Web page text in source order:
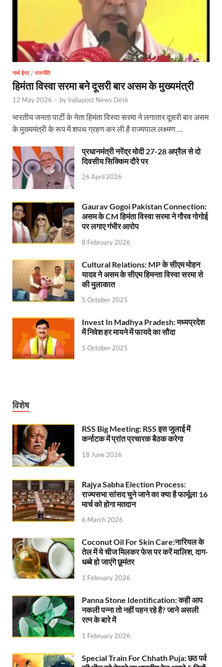
Uttarakhandi Song Launch: मुख्यमंत्री ने पैंली-पैंली बार
Uttarkhand Development Project: मुख्यमंत्री ने
Aravalli Satyagraha Yatra: अरावली की रक्षा के लिए
Rhythm of the Universe: यशोभूमि में ‘रिदम ऑफ
Voter Mapping: मतदाता मैपिंग आसान बनाने के लिए
PM Adarsh Gram Yojana: योगी सरकार का बड़ा कदम,
Rabri Devi Residence: रात के अंधेरे में खाली होने लगा
Railway West Bengal Project: भारतीय रेलवे ने
PM Modi Lucknow Visit… जब मंच से पीएम मोदी ने की
Northern Railway News: उत्तर रेलवे ने हिमाचल
UP Rain Basera: योगी सरकार यात्रियों की सुरक्षा के
Nidhi Yojana: उत्तर प्रदेश में महिला उद्यमिता को मिला
Indramani Badoni Jayanti: उत्तराखंड के गांधी को
CM Yogi meets Sify Chairman Raju Vegesna:
Nitin Nabin Bihar Visit: बिहार दौरे पर रहेंगे बीजेपी के
Shakti Sadan Yojana: संकटग्रस्त महिलाओं के लिए
UP Ayush App: योगी सरकार जल्द लांच करेगी आयुष एप,
River Drone Survey Model: सीएम योगी के रिवर ड्रोन
Yuwa Sahkar Sammelan: मुख्यमंत्री ने डीएम वाराणसी
Delhi Air Pollution: फेफड़ों के लिए कितनी खतरनाक हुई
Save Aravali Movement: क्या है अरावली की नई
UP Cough Syrup Issue: कोडीन युक्त कफ सिरप मामले
UP Road Safty: सड़क सुरक्षा के लिए मुख्यमंत्री का 4-ई
KP Maurya Statement: माफिया और समाजवादी पार्टी
FSSAI: जांच में अंडे पूरी तरह सुरक्षित पाए गए: FSSAI
Anil Vij Statement: कांग्रेस का अविश्वास प्रस्ताव
नार्थ ईस्ट/ राजनीति
हिमंता विस्वा सरमा बने दूसरी बार असम के मुख्यमंत्री
12 May 2026 - by Indiapost News Desk
भारतीय जनता पार्टी के नेता हिमंता विस्वा सरमा ने लगातार दूसरी बार असम
के मुख्यमंत्री के रूप में शपथ ग्रहण कर ली है राज्यपाल लक्ष्मण …
प्रधानमंत्री नरेंद्र मोदी 27-28 अप्रैल से दो
दिवसीय सिक्किम दौरे पर
26 April 2026
Gaurav Gogoi Pakistan Connection:
असम के CM हिमंता विस्वा सरमा ने गौरव गोगोई
पर लगाए गंभीर आरोप
8 February 2026
Cultural Relations: MP के सीएम मोहन
यादव ने असम के सीएम हिमन्ता विस्वा सरमा से
की मुलाकात
5 October 2025
Invest In Madhya Pradesh: मध्यप्रदेश
में निवेश हर मायने में फायदे का सौदा
5 October 2025
विशेष
RSS Big Meeting: RSS इस जुलाई में
कर्नाटक में प्रांत प्रचारक बैठक करेगा
18 June 2026
Rajya Sabha Election Process:
राज्यसभा सांसद चुने जाने का क्या है फार्मूला 16
मार्च को होगा मतदान
6 March 2026
Coconut Oil For Skin Care:नारियल के
तेल में ये चीज मिलकर फेस पर करें मालिश, दाग-
धब्बे हो जाएंगे छूमंतर
1 February 2026
Panna Stone Identification: कही आप
नकली पन्ना तो नहीं पहन रहे है? जाने असली
रत्न के बारे में
1 February 2026
Special Train For Chhath Puja: छठ पर्व